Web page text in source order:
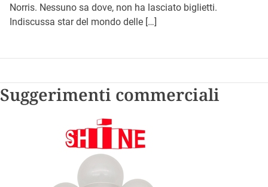
Norris. Nessuno sa dove, non ha lasciato biglietti.
Indiscussa star del mondo delle […]
Suggerimenti commerciali